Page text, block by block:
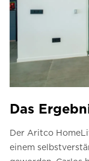
Das
Der Aritco
einem